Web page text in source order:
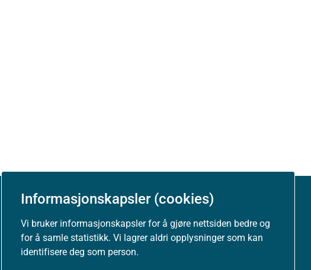
Informasjonskapsler (cookies)
Vi bruker informasjonskapsler for å gjøre nettsiden bedre og
for å samle statistikk. Vi lagrer aldri opplysninger som kan
identifisere deg som person.
Om nettstedet
Personvernerklæring